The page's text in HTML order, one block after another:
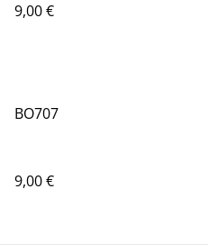
9,00 €
BO707
9,00 €